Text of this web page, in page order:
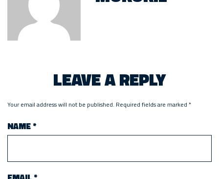
LEAVE A REPLY
Your email address will not be published. Required fields are marked *
NAME*